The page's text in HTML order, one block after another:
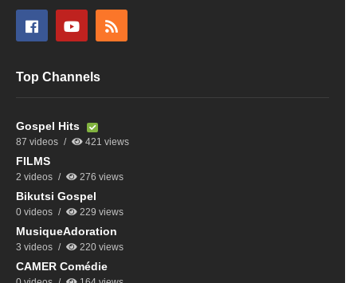
Top Channels
Gospel Hits
87 videos 421 views
FILMS
2 videos 276 views
Bikutsi Gospel
0 videos 229 views
MusiqueAdoration
3 videos 220 views
CAMER Comédie